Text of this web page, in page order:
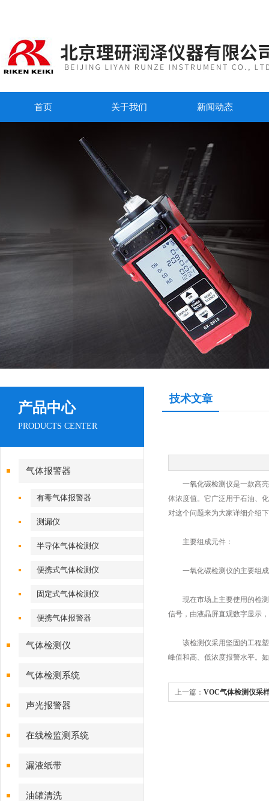
首页 关于我们 新闻动态
产品中心
PRODUCTS CENTER
气体报警器
有毒气体报警器
测漏仪
半导体气体检测仪
便携式气体检测仪
固定式气体检测仪
便携气体报警器
气体检测仪
气体检测系统
声光报警器
在线检监测系统
漏液纸带
油罐清洗
技术文章
一氧化碳检测仪是一款高
体浓度值。它广泛用于石油、
对这个问题来为大家详细介绍
主要组成元件：
一氧化碳检测仪的主要组成
现在市场上主要使用的检测
信号，由液晶屏直观数字显示
该检测仪采用坚固的工程塑
峰值和高、低浓度报警水平。
上一篇： VOC气体检测仪采